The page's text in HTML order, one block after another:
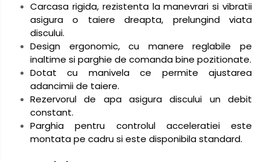
Carcasa rigida, rezistenta la manevrari si vibratii
asigura o taiere dreapta, prelungind viata
discului.
Design ergonomic, cu manere reglabile pe
inaltime si parghie de comanda bine pozitionate.
Dotat cu manivela ce permite ajustarea
adancimii de taiere.
Rezervorul de apa asigura discului un debit
constant.
Parghia pentru controlul acceleratiei este
montata pe cadru si este disponibila standard.